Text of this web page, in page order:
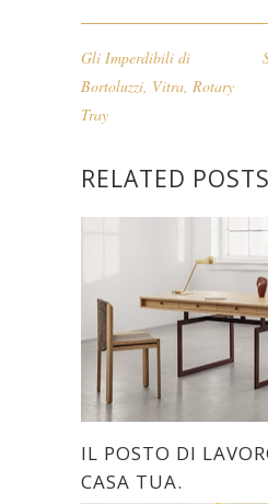
Gli Imperdibili di
Bortoluzzi Vitra Rotary
Tray
RELATED POSTS
IL POSTO DI
CASA TUA.